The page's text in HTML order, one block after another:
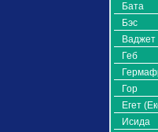
Бата
Бэс
Ваджет
Геб
Гор
Егет
Исида